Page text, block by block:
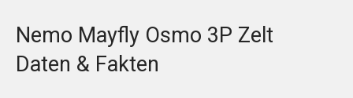
Nemo Mayfly Osmo 3P Zelt
Daten & Fakten